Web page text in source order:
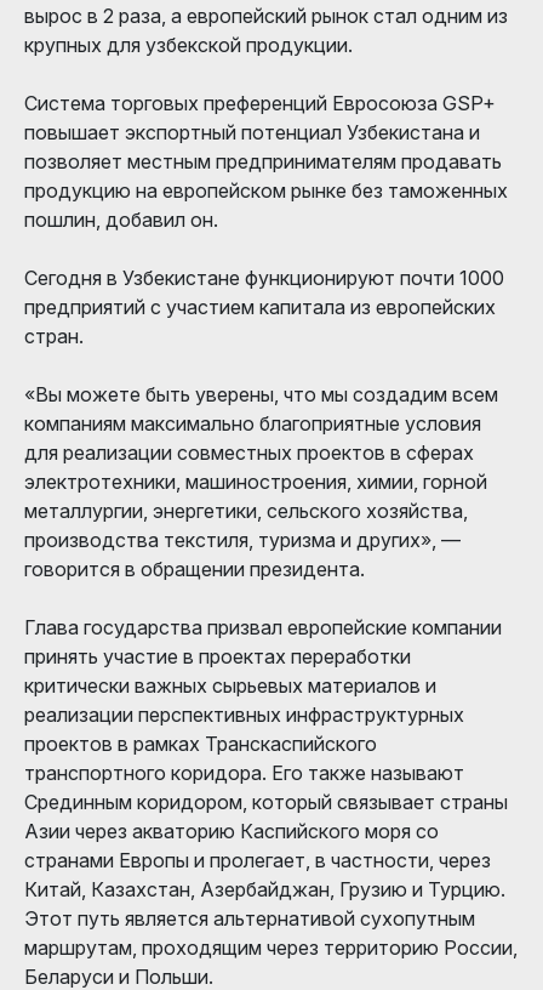
вырос в 2 раза, а европейский рынок стал одним из
крупных для узбекской продукции.
Система торговых преференций Евросоюза GSP+
повышает экспортный потенциал Узбекистана и
позволяет местным предпринимателям продавать
продукцию на европейском рынке без таможенных
пошлин, добавил он.
Сегодня в Узбекистане функционируют почти 1000
предприятий с участием капитала из европейских
стран.
«Вы можете быть уверены, что мы создадим всем
компаниям максимально благоприятные условия
для реализации совместных проектов в сферах
электротехники, машиностроения, химии, горной
металлургии, энергетики, сельского хозяйства,
производства текстиля, туризма и других», —
говорится в обращении президента.
Глава государства призвал европейские компании
принять участие в проектах переработки
критически важных сырьевых материалов и
реализации перспективных инфраструктурных
проектов в рамках Транскаспийского
транспортного коридора. Его также называют
Срединным коридором, который связывает страны
Азии через акваторию Каспийского моря со
странами Европы и пролегает, в частности, через
Китай, Казахстан, Азербайджан, Грузию и Турцию.
Этот путь является альтернативой сухопутным
маршрутам, проходящим через территорию России,
Беларуси и Польши.